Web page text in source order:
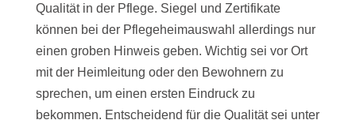
Qualität in der Pflege. Siegel und Zertifikate
können bei der Pflegeheimauswahl allerdings nur
einen groben Hinweis geben. Wichtig sei vor Ort
mit der Heimleitung oder den Bewohnern zu
sprechen, um einen ersten Eindruck zu
bekommen. Entscheidend für die Qualität sei unter